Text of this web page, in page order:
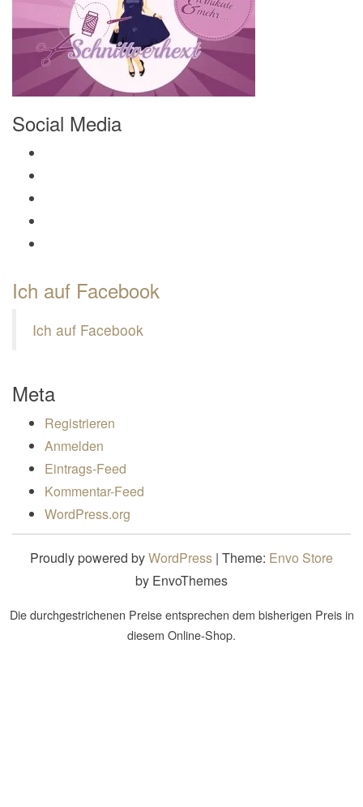
Social Media
Ich auf Facebook
Ich auf Facebook
Meta
Registrieren
Anmelden
Eintrags-Feed
Kommentar-Feed
WordPress.org
Proudly powered byWordPress | Theme: Envo Store
by EnvoThemes
Die durchgestrichenen Preise entsprechen dem bisherigen Preis in
diesem Online-Shop.